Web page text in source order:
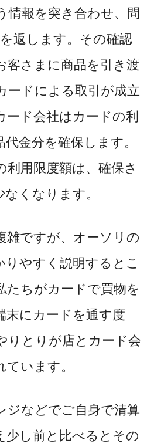
情報を突き合わせ、問
返します。その確認
客さまに商品を引き渡
ードによる取引が成立
ード会社はカードの利
金分を確保します。
用限度額は、確保さ
くなります。
雑ですが、オーソリの
りやすく説明するとこ
たちがカードで買物を
末にカードを通す度
りとりが店とカード会
ています。
ジなどでご自身で清算
少し前と比べるとその